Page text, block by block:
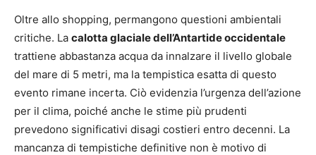
Oltre allo shopping, permangono questioni ambientali
critiche. La calotta glaciale dell’Antartide occidentale
trattiene abbastanza acqua da innalzare il livello globale
del mare di 5 metri, ma la tempistica esatta di questo
evento rimane incerta. Ciò evidenzia l’urgenza dell’azione
per il clima, poiché anche le stime più prudenti
prevedono significativi disagi costieri entro decenni. La
mancanza di tempistiche definitive non è motivo di